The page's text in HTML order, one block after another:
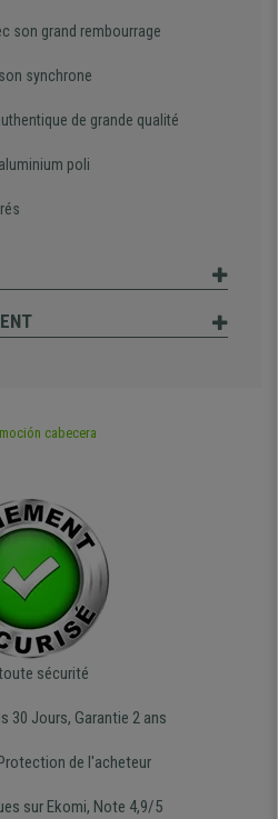
son grand rembourrage
synchrone
de grande qualité
poli
sécurité
30 Jours, Garantie 2 ans
de l'acheteur
sur Ekomi, Note 4,9/5